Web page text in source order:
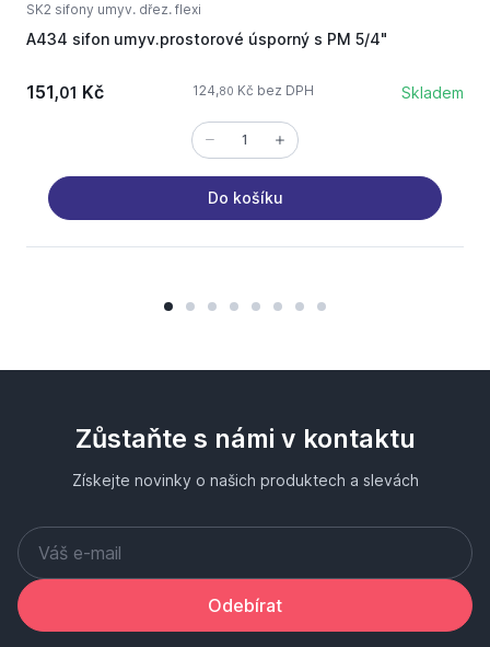
SK2 sifony umyv. dřez. flexi
A434 sifon umyv.prostorové úsporný s PM 5/4"
151,01 Kč 124,80 Kč bez DPH Skladem
Do košíku
Zůstaňte s námi v kontaktu
Získejte novinky o našich produktech a slevách
Odebírat